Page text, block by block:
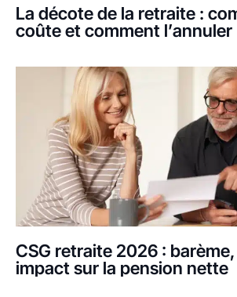
La décote de la retraite :
coûte et comment l’annuler
CSG retraite 2026 :
impact sur la pension nette